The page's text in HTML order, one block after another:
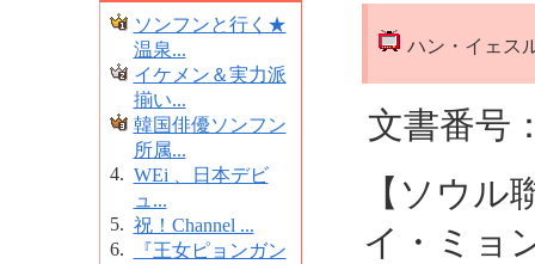
ソンフンと行く★
温泉...
イケメン＆実力派
揃い...
韓国俳優ソンフン
所属...
4. WEi 、日本デビ
ュ...
5. 祝！Channel ...
6.
『王女ピョンガン
ハン・イェス
文書番号
【ソウ
イ・ミョ